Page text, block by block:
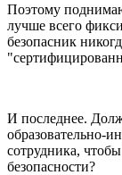
Поэтому
лучше всего
безопасник
И последнее.
образовательно-
сотрудника,
безопасности?